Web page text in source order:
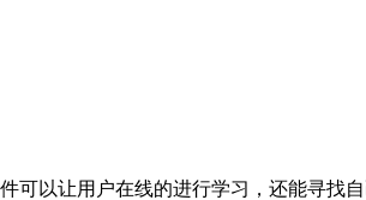
以让用户在线的进行学习，还能寻找